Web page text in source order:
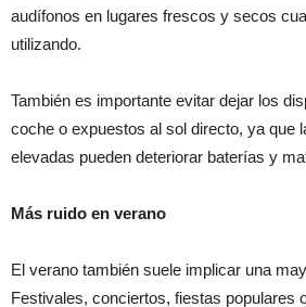
audífonos en lugares frescos y secos
utilizando.
También es importante evitar dejar los
coche o expuestos al sol directo, ya que
elevadas pueden deteriorar baterías y
Más ruido en verano
El verano también suele implicar una
Festivales, conciertos, fiestas populares